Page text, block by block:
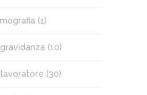
(1)
(10)
(30)